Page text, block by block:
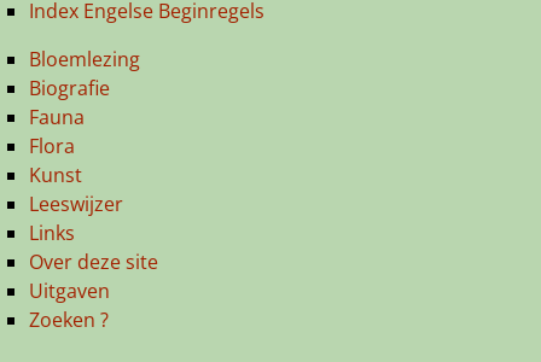
Index Engelse Beginregels
Bloemlezing
Biografie
Fauna
Flora
Kunst
Leeswijzer
Links
Over deze site
Uitgaven
Zoeken ?